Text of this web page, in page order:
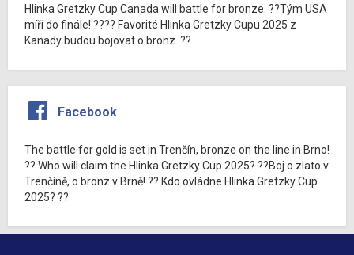
Hlinka Gretzky Cup Canada will battle for bronze. ??Tým USA
míří do finále! ???? Favorité Hlinka Gretzky Cupu 2025 z
Kanady budou bojovat o bronz. ??
Facebook
The battle for gold is set in Trenčín, bronze on the line in Brno!
?? Who will claim the Hlinka Gretzky Cup 2025? ??Boj o zlato v
Trenčíně, o bronz v Brně! ?? Kdo ovládne Hlinka Gretzky Cup
2025? ??